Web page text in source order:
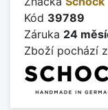
Kód 39789
Záruka 24
Zboží pochází